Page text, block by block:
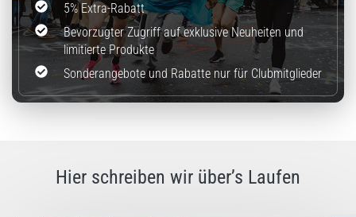
Alle
Artikel
5% Extra-Rabatt
Bevorzugter Zugriff auf exklusive Neuheiten und
limitierte Produkte
Sonderangebote und Rabatte nur für Clubmitglieder
Hier schreiben wir über’s Laufen